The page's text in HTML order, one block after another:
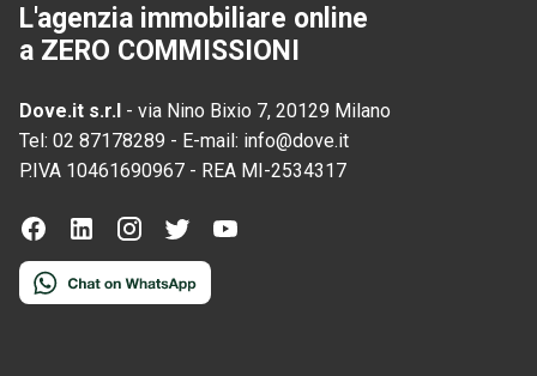
L'agenzia immobiliare online
a ZERO COMMISSIONI
Dove.it s.r.l - via Nino Bixio 7, 20129 Milano
Tel: 02 87178289 - E-mail: info@dove.it
P.IVA 10461690967 - REA MI-2534317